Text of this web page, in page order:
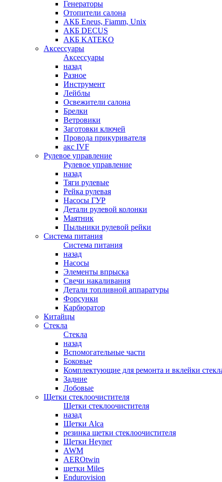
Генераторы
Отопители салона
АКБ Eneus, Fiamm, Unix
АКБ DECUS
АКБ KATEKO
Аксессуары
Аксессуары
назад
Разное
Инструмент
Лейблы
Освежители салона
Брелки
Ветровики
Заготовки ключей
Провода прикуривателя
акс IVF
Рулевое управление
Рулевое управление
назад
Тяги рулевые
Рейка рулевая
Насосы ГУР
Детали рулевой колонки
Маятник
Пыльники рулевой рейки
Система питания
Система питания
назад
Насосы
Элементы впрыска
Свечи накаливания
Детали топливной аппаратуры
Форсунки
Карбюратор
Китайцы
Стекла
Стекла
назад
Вспомогательные части
Боковые
Комплектующие для ремонта и вклейки
Задние
Лобовые
Щетки стеклоочистителя
Щетки стеклоочистителя
назад
Щетки Alca
резинка щетки стеклоочистителя
Щетки Heyner
AWM
AEROtwin
щетки Miles
Endurovision